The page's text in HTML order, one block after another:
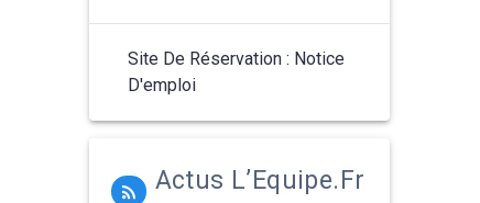
Site De Réservation : Notice
D'emploi
Actus L’Equipe.fr